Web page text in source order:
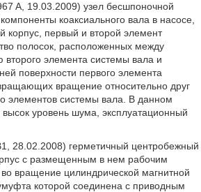
A, 19.03.2009) узел бесшпоночной
коаксиального вала в насосе,
корпус, первый и второй элемент
полосок, расположенных между
второго элемента системы вала и
поверхности первого элемента
вращение относительно друг
элементов системы вала. В данном
высок уровень шума, эксплуатационный
28.02.2008) герметичный центробежный
с размещенным в нем рабочим
вращение цилиндрической магнитной
которой соединена с приводным